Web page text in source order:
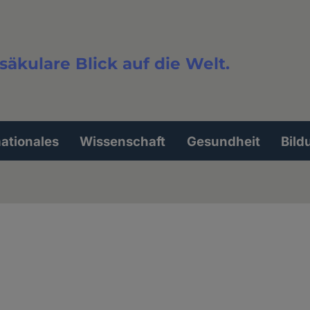
Blick auf die Welt.
Wissenschaft Gesundheit